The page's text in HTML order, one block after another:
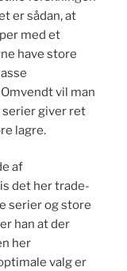
er sådan, at
med et
have store
vil man
serier giver ret
lagre.
af
det her trade-
serier og store
han at der
her
valg er